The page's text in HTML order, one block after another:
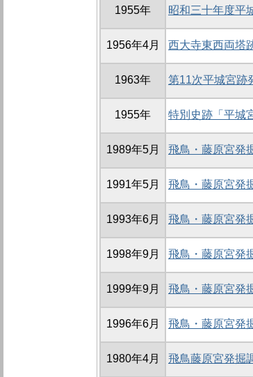
1955年 昭和三十年度平
1956年4月 西大寺東西両塔
1963年 第11次平城宮跡
1955年 特別史跡「平城
1989年5月 飛鳥・藤原宮発
1991年5月 飛鳥・藤原宮発
1993年6月 飛鳥・藤原宮発
1998年9月 飛鳥・藤原宮発
1999年9月 飛鳥・藤原宮発
1996年6月 飛鳥・藤原宮発
1980年4月 飛鳥藤原宮発掘